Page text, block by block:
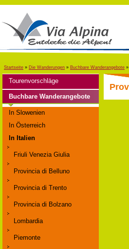
Startseite » Die Wanderungen » Buchbare Wanderangebote »
Tourenvorschläge
Buchbare Wanderangebote
In Slowenien
In Österreich
In Italien
Friuli Venezia Giulia
Provincia di Belluno
Provincia di Trento
Provincia di Bolzano
Lombardia
Piemonte